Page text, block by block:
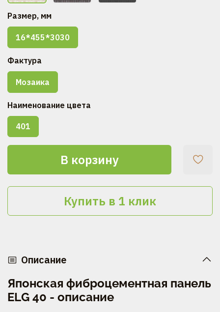
В корзину
Купить в 1 клик
Размер, мм
16*455*3030
Фактура
Мозаика
Наименование цвета
401
Описание
Японская фиброцементная панель
ELG 40 - описание